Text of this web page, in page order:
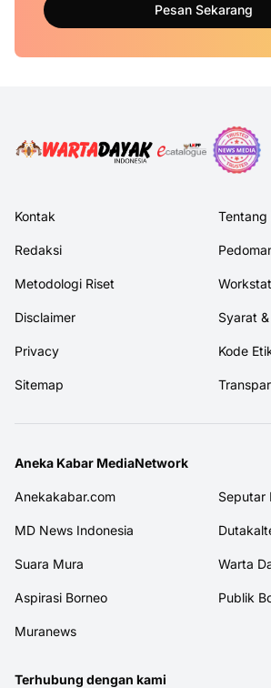
Pesan Sekarang
Kontak Tentang
Redaksi
Metodologi Riset
Disclaimer Syarat
Privacy Kode
Sitemap
Aneka Kabar MediaNetwork
Anekakabar.com Seputar
MD News Indonesia
Suara Mura Warta
Aspirasi Borneo Publik
Muranews
Terhubung dengan kami